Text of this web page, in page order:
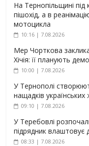
На Тернопільщині
пішохід, а в
мотоцикла
10:16 | 7.08.2026
Мер Чорткова
Хічія: її планують
10:00 | 7.08.2026
У Тернополі
нащадків
09:10 | 7.08.2026
У Теребовлі
підрядник влаштовує
08:33 | 7.08.2026